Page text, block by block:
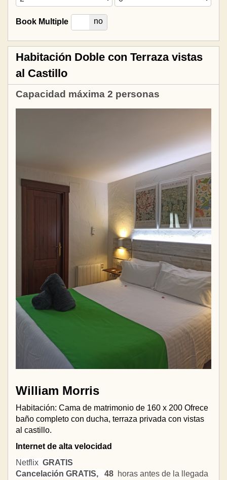
Book Multiple
yes no
Habitación Doble con Terraza vistas
al Castillo
Capacidad máxima 2 personas
William Morris
Habitación: Cama de matrimonio de 160 x 200 Ofrece
baño completo con ducha, terraza privada con vistas
al castillo.
Internet de alta velocidad
Netflix GRATIS
Cancelación GRATIS, 48 horas antes de la llegada